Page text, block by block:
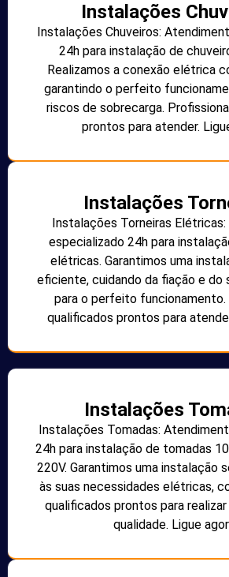
Instalações
Instalações Chuveiros:
24h para instalação de
Realizamos a conexão elétrica
garantindo o perfeito
riscos de sobrecarga.
prontos para atender.
Instalações
Instalações Torneiras
especializado 24h para
elétricas. Garantimos uma
eficiente, cuidando da fiação e
para o perfeito funcionamento.
qualificados prontos para
Instalações
Instalações Tomadas:
24h para instalação de tomadas
220V. Garantimos uma instalação
às suas necessidades elétricas,
qualificados prontos para
qualidade. Ligue